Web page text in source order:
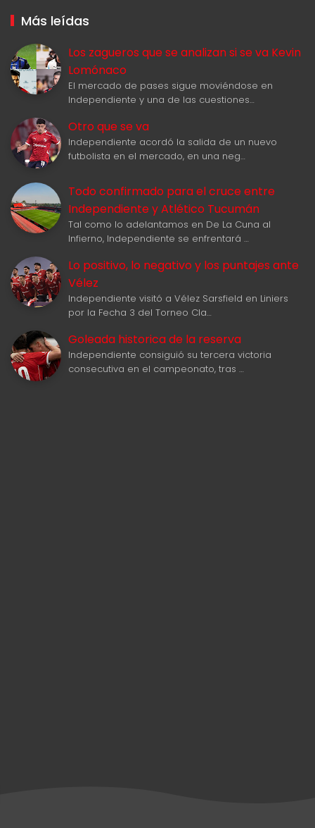
Más leídas
Los zagueros que se analizan si se va Kevin
Lomónaco
El mercado de pases sigue moviéndose en
Independiente y una de las cuestiones…
Otro que se va
Independiente acordó la salida de un nuevo
futbolista en el mercado, en una neg…
Todo confirmado para el cruce entre
Independiente y Atlético Tucumán
Tal como lo adelantamos en De La Cuna al
Infierno, Independiente se enfrentará …
Lo positivo, lo negativo y los puntajes ante
Vélez
Independiente visitó a Vélez Sarsfield en Liniers
por la Fecha 3 del Torneo Cla…
Goleada historica de la reserva
Independiente consiguió su tercera victoria
consecutiva en el campeonato, tras …